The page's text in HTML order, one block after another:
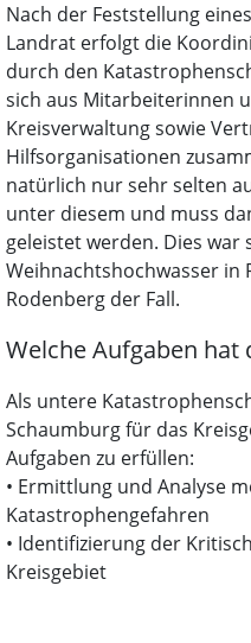
Nach der Feststellung
Landrat erfolgt die
durch den
sich aus Mitarbeiterinnen
Kreisverwaltung sowie
Hilfsorganisationen
natürlich nur sehr selten
unter diesem und muss
geleistet werden. Dies war
Weihnachtshochwasser in
Rodenberg der Fall.
Welche Aufgaben hat
Als untere
Schaumburg für das
Aufgaben zu erfüllen:
• Ermittlung und Analyse
Katastrophengefahren
• Identifizierung der
Kreisgebiet